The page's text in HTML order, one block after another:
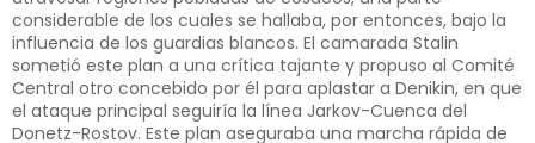
considerable de los cuales se hallaba, por entonces, bajo la
influencia de los guardias blancos. El camarada Stalin
sometió este plan a una crítica tajante y propuso al Comité
Central otro concebido por él para aplastar a Denikin, en que
el ataque principal seguiría la línea Jarkov-Cuenca del
Donetz-Rostov. Este plan aseguraba una marcha rápida de